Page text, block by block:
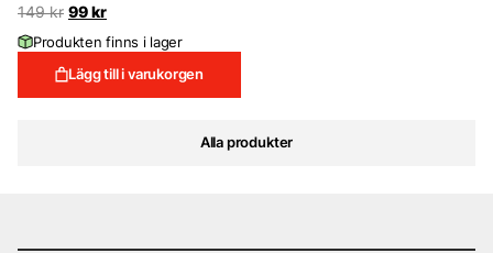
Alla produkter
149kr Det
priset
149 kr.
99krDet
priset
99 kr.
Produkten finns i lager
Lägg till i varukorgen